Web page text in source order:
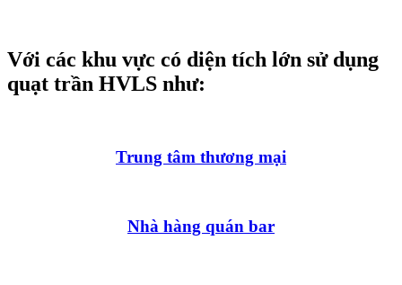
Với các khu vực có diện tích lớn sử dụng
quạt trần HVLS như:
Trung tâm thương mại
Nhà hàng quán bar